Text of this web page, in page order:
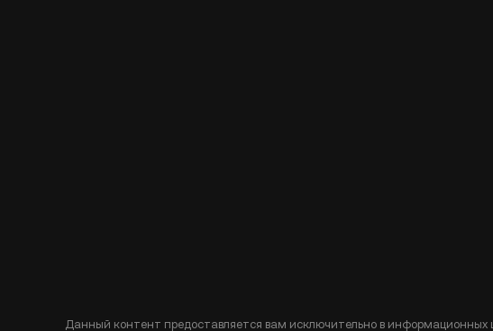
Данный контент предоставляется вам исключительно в